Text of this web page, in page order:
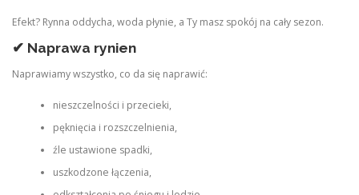
Efekt? Rynna oddycha, woda płynie, a Ty masz spokój na cały sezon.
✔ Naprawa rynien
Naprawiamy wszystko, co da się naprawić:
nieszczelności i przecieki,
pęknięcia i rozszczelnienia,
źle ustawione spadki,
uszkodzone łączenia,